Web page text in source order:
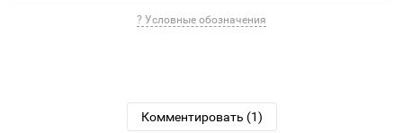
? Условные обозначения
Комментировать (1)